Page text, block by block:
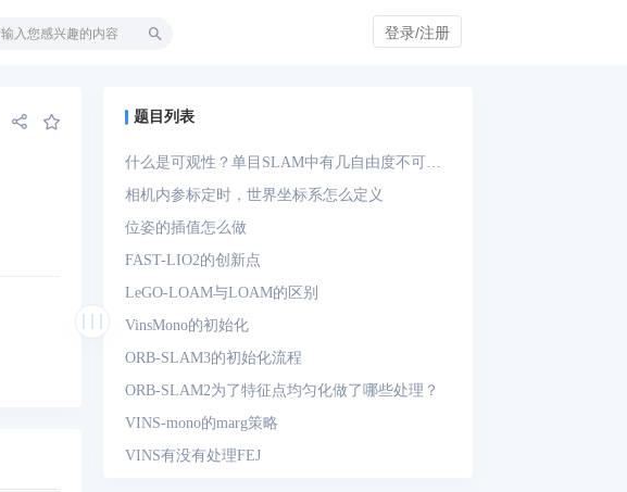
登录/注册
题目列表
什么是可观性？单目SLAM中有几自由度不可
观？单目-IMU系统中有几自由度不可观？
相机内参标定时，世界坐标系怎么定义
位姿的插值怎么做
FAST-LIO2的创新点
LeGO-LOAM与LOAM的区别
VinsMono的初始化
ORB-SLAM3的初始化流程
ORB-SLAM2为了特征点均匀化做了哪些处理？
VINS-mono的marg策略
VINS有没有处理FEJ